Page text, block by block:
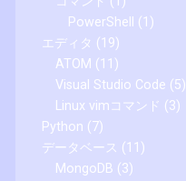
PowerShell
(1)
エディタ (19)
ATOM (11)
Visual Studio Code (5)
Linux vimコマンド (3)
Python (7)
データベース (11)
MongoDB (3)